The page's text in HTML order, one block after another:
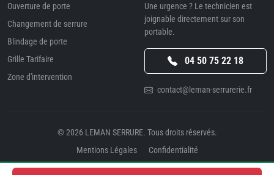
Ouverture de porte
Changement de serrure
Blindage de porte
Grille Tarifaire
Zone d'intervention
Une urgence ? Le technicien est
joignable directement sur son
portable.
04 50 75 22 18
contact@leman-serrurerie.fr
© 2026 LEMAN SERRURE. Tous droits réservés.
Mentions Légales
Confidentialité